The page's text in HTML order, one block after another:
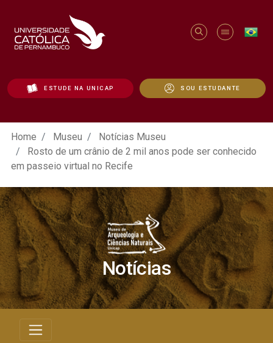
ESTUDE NA UNICAP SOU ESTUDANTE
Rosto de um crânio de 2 mil anos pode
Home Museu
Notícias Museu
Rosto de um crânio de 2 mil anos pode ser conhecido
em passeio virtual no Recife
Notícias